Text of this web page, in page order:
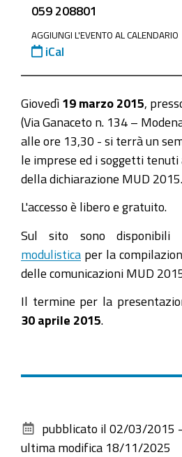
la-
compilazione-
dichiarazione-
mud
Dichiarazione
MUD
2015:
Seminario
per
la
compilazione
e
presentazione
MUD
07T11:00:00+02:00
059 208801
AGGIUNGI L'EVENTO AL CALENDARIO
iCal
Giovedì 19 marzo 2015 ,
(Via Ganaceto n. 134 –
alle ore 13,30 - si terrà un
le imprese ed i soggetti
della dichiarazione MUD 2015.
L'accesso è libero e gratuito.
Sul sito sono
modulistica per la
delle comunicazioni MUD
Il termine per la
30 aprile 2015
documento
pubblicato il 02/03/2015
ultima modifica 18/11/2025